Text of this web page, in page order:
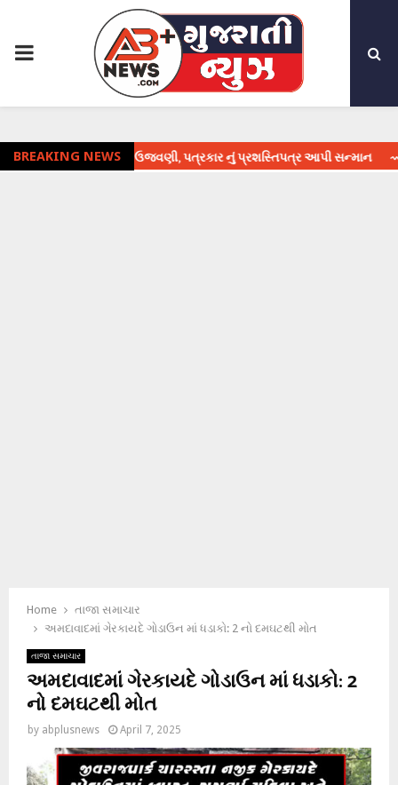
PRIMARY
MENU
BREAKING NEWS
ઉજવણી, પત્રકાર નું પ્રશસ્તિપત્ર આપી સન્માન ⇝ 16 મેની શનિ
Home
તાજા સમાચાર
અમદાવાદમાં ગેરકાયદે ગોડાઉન માં ધડાકો: 2 નો દમઘટથી મોત
તાજા સમાચાર
અમદાવાદમાં ગેરકાયદે ગોડાઉન માં ધડાકો: 2
નો દમઘટથી મોત
by abplusnews April 7, 2025